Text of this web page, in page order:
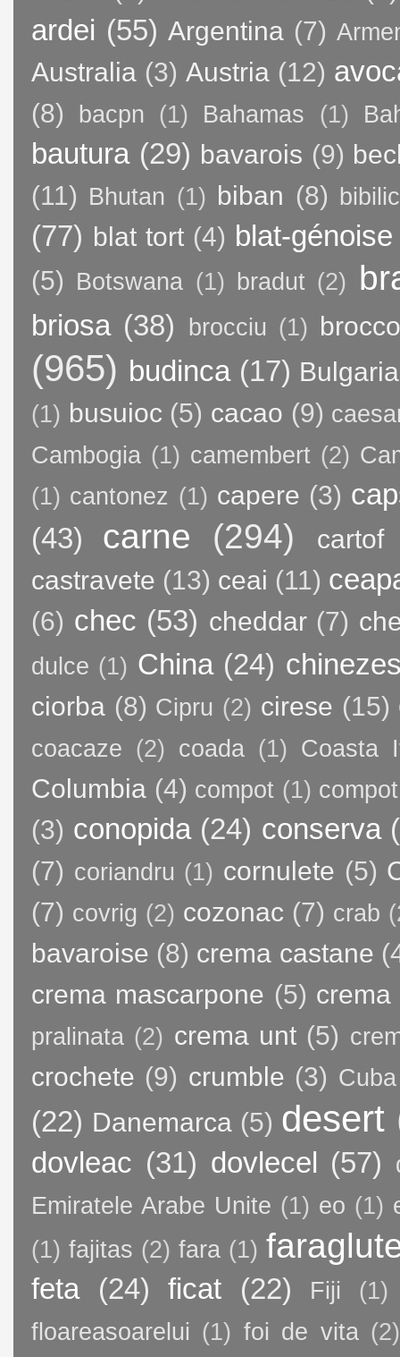
ardei (55) Argentina (7)
Australia (3) Austria (12)
(8) bacpn (1) Bahamas (1)
bautura (29) bavarois (9)
(11) Bhutan (1) biban (8)
(77) blat tort (4) blat-génoise
(5) Botswana (1) bradut (2)
briosa (38) brocciu (1)
(965) budinca (17) Bulgaria
(1) busuioc (5) cacao (9)
Cambogia (1) camembert (2)
(1) cantonez (1) capere (3)
(43)
carne (294)
cartof
castravete (13) ceai (11)
(6) chec (53) cheddar (7)
dulce (1) China (24)
ciorba (8) Cipru (2) cirese (15)
coacaze (2) coada (1) Coasta
Columbia (4) compot (1)
(3) conopida (24) conserva
(7) coriandru (1) cornulete (5)
(7) covrig (2) cozonac (7) crab
bavaroise (8) crema castane
crema mascarpone (5) crema
pralinata (2) crema unt (5)
crochete (9) crumble (3) Cuba
(22) Danemarca (5) desert
dovleac (31) dovlecel (57)
Emiratele Arabe Unite (1) eo (1)
(1) fajitas (2) fara (1)
feta (24) ficat (22) Fiji
(1)
floareasoarelui (1) foi de vita (2)